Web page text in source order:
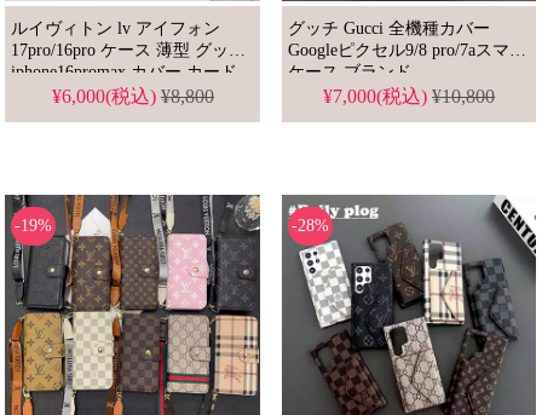
ルイヴィトン lv アイフォン
17pro/16pro ケース 薄型 グッチ
iphone16promax カバー カード
収納 バーバリー スマホケース
¥6,000(税込)¥8,800
グッチ Gucci 全機種カバー
Googleピクセル9/8 pro/7aスマホ
ケース ブランド
iphone17promax/16plus
galaxys24ultra xperia googlepixel
¥7,000(税込)¥10,800
-19% -28%